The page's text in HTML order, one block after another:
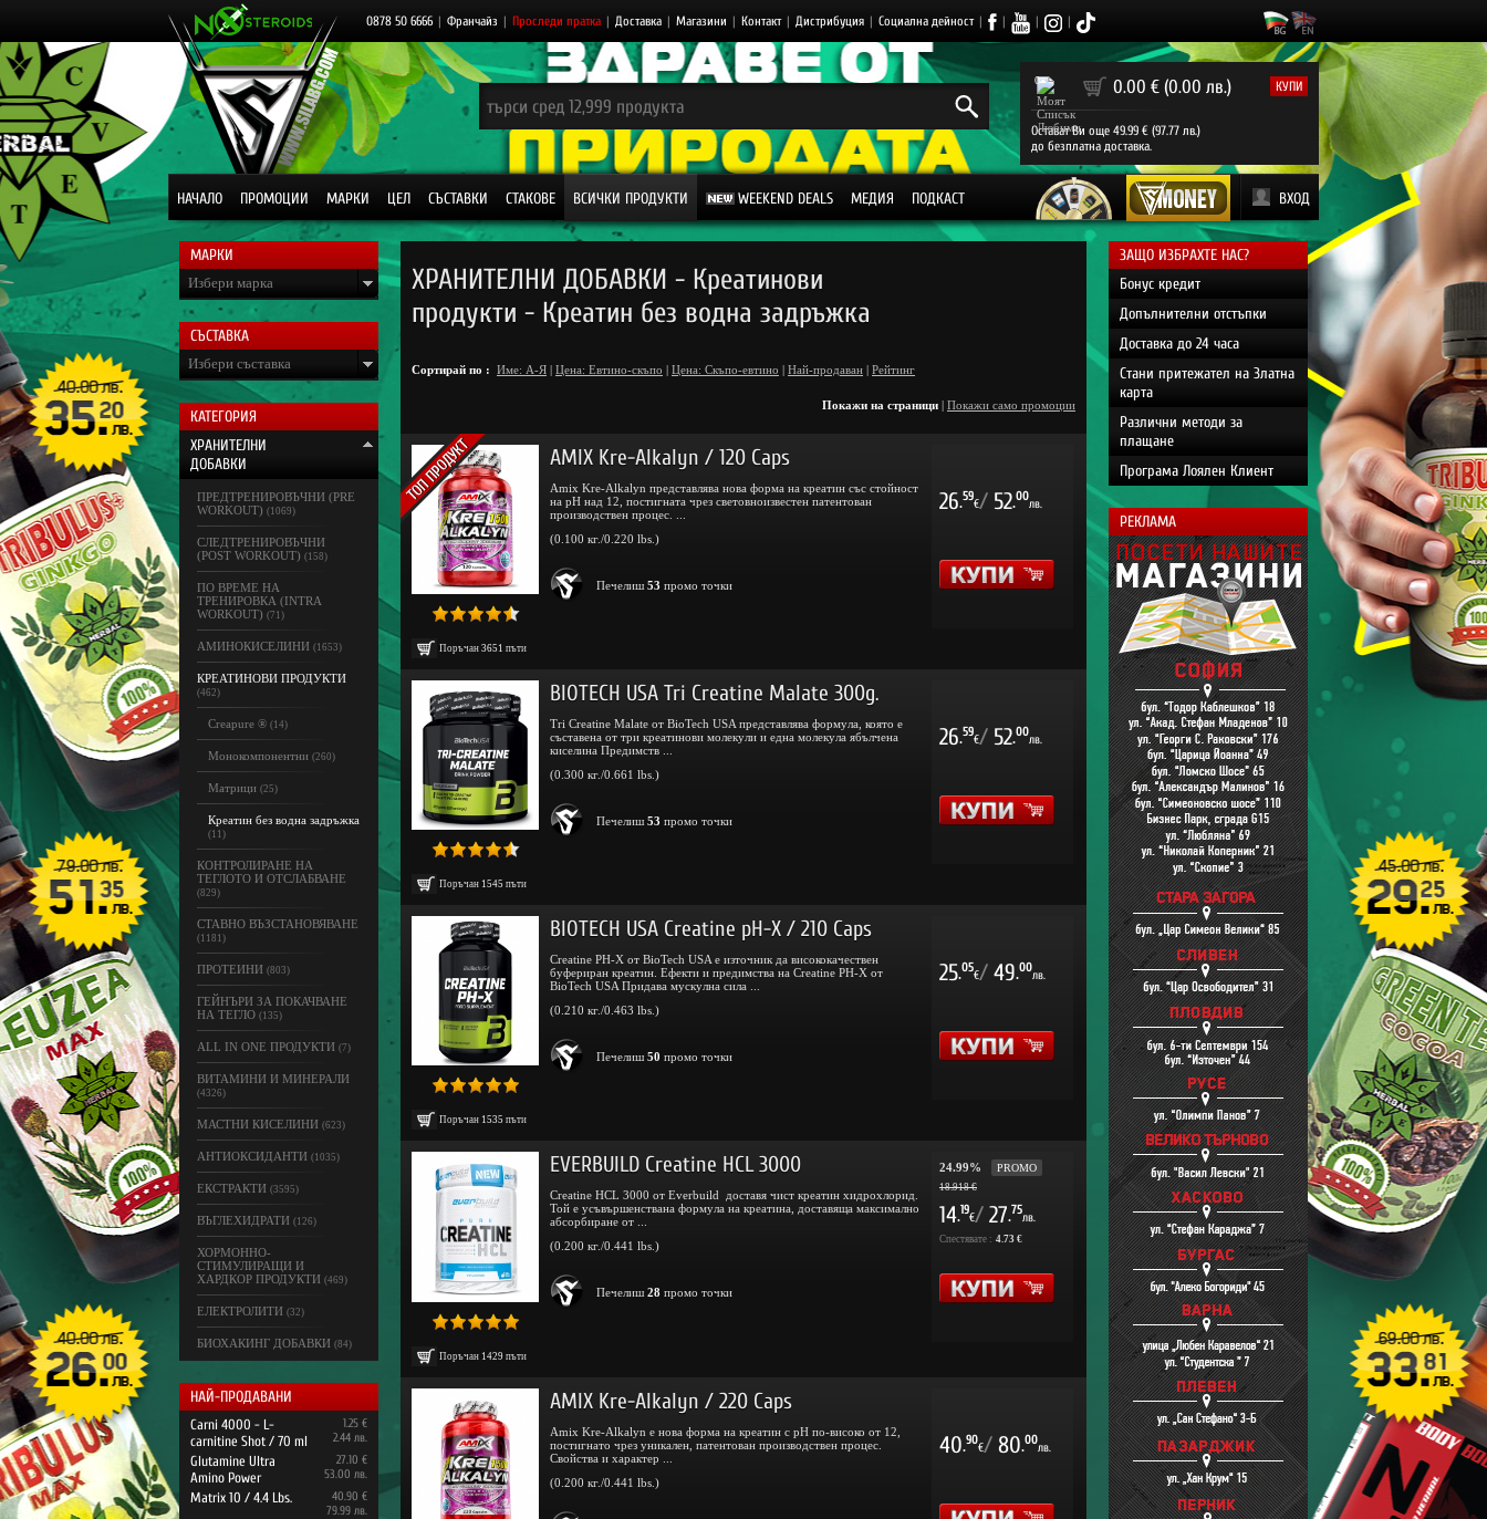
0878 50 6666 | Франчайз | Проследи пратка | Доставка | Магазини | Контакт | Дистрибуция | Социална дейност | | | |
0 0.00 € (0.00 лв.) КУПИ
Остават Ви още 49.99 € (97.77 лв.)
до безплатна доставка.
НАЧАЛО ПРОМОЦИИ МАРКИ ЦЕЛ СЪСТАВКИ СТАКОВЕ ВСИЧКИ ПРОДУКТИ WEEKEND DEALS МЕДИЯ ПОДКАСТ ВХОД
МАРКИ
Избери марка
СЪСТАВКА
Избери съставка
КАТЕГОРИЯ
ХРАНИТЕЛНИ
ДОБАВКИ
ПРЕДТРЕНИРОВЪЧНИ (PRE
WORKOUT) (1069)
СЛЕДТРЕНИРОВЪЧНИ
(POST WORKOUT) (158)
ПО ВРЕМЕ НА
ТРЕНИРОВКА (INTRA
WORKOUT) (71)
АМИНОКИСЕЛИНИ (1653)
КРЕАТИНОВИ ПРОДУКТИ
(462)
Creapure ® (14)
Монокомпонентни (260)
Матрици (25)
Креатин без водна задръжка
(11)
КОНТРОЛИРАНЕ НА
ТЕГЛОТО И ОТСЛАБВАНЕ
(829)
СТАВНО ВЪЗСТАНОВЯВАНЕ
(1181)
ПРОТЕИНИ (803)
ГЕЙНЪРИ ЗА ПОКАЧВАНЕ
НА ТЕГЛО (135)
ALL IN ONE ПРОДУКТИ (7)
ВИТАМИНИ И МИНЕРАЛИ
(4326)
МАСТНИ КИСЕЛИНИ (623)
АНТИОКСИДАНТИ (1035)
ЕКСТРАКТИ (3595)
ВЪГЛЕХИДРАТИ (126)
ХОРМОННО-
СТИМУЛИРАЩИ И
ХАРДКОР ПРОДУКТИ (469)
ЕЛЕКТРОЛИТИ (32)
БИОХАКИНГ ДОБАВКИ (84)
НАЙ-ПРОДАВАНИ
Carni 4000 - L-
carnitine Shot / 70 ml
1.25 €
2.44 лв.
Glutamine Ultra
Amino Power
27.10 €
53.00 лв.
Matrix 10 / 4.4 Lbs.
40.90 €
79.99 лв.
ХРАНИТЕЛНИ ДОБАВКИ - Креатинови
продукти - Креатин без водна задръжка
Сортирай по : Име: А-Я | Цена: Евтино-скъпо | Цена: Скъпо-евтино | Най-продаван | Рейтинг
Покажи на страници | Покажи само промоции
Поръчан 3651 пъти
AMIX Kre-Alkalyn / 120 Caps
Amix Kre-Alkalyn представлява нова форма на креатин със стойност
на pH над 12, постигната чрез световноизвестен патентован
производствен процес. ...
(0.100 кг./0.220 lbs.)
Печелиш 53 промо точки
26.59
€/ 52.00
лв.
Поръчан 1545 пъти
BIOTECH USA Tri Creatine Malate 300g.
Tri Creatine Malate от BioTech USA представлява формула, която е
съставена от три креатинови молекули и една молекула ябълчена
киселина Предимств ...
(0.300 кг./0.661 lbs.)
Печелиш 53 промо точки
26.59
€/ 52.00
лв.
Поръчан 1535 пъти
BIOTECH USA Creatine pH-X / 210 Caps
Creatine PH-X от BioTech USA е източник да висококачествен
буфериран креатин. Ефекти и предимства на Creatine PH-X от
BioTech USA Придава мускулна сила ...
(0.210 кг./0.463 lbs.)
Печелиш 50 промо точки
25.05
€/ 49.00
лв.
Поръчан 1429 пъти
EVERBUILD Creatine HCL 3000
Creatine HCL 3000 от Everbuild доставя чист креатин хидрохлорид.
Той е усъвършенствана формула на креатина, доставяща максимално
абсорбиране от ...
(0.200 кг./0.441 lbs.)
Печелиш 28 промо точки
24.99% PROMO
18.918 €
14.19
€/ 27.75
лв.
Спестявате : 4.73 €
AMIX Kre-Alkalyn / 220 Caps
Amix Kre-Alkalyn е нова форма на креатин с рН по-високо от 12,
постигнато чрез уникален, патентован производствен процес.
Свойства и характер ...
(0.200 кг./0.441 lbs.)
40.90
€/ 80.00
лв.
ЗАЩО ИЗБРАХТЕ НАС?
Бонус кредит
Допълнителни отстъпки
Доставка до 24 часа
Стани притежател на Златна
карта
Различни методи за
плащане
Програма Лоялен Клиент
РЕКЛАМА